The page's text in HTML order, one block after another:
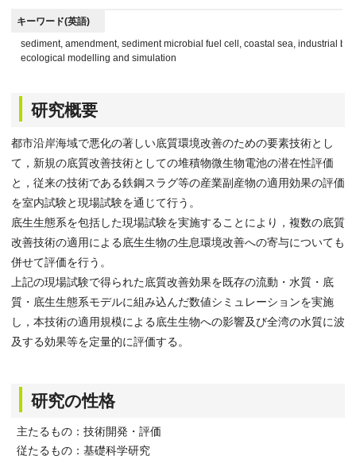
キーワード(英語)
sediment, amendment, sediment microbial fuel cell, coastal sea, industrial
ecological modelling and simulation
研究概要
都市沿岸海域で悪化の著しい底質環境改善のための要素技術とし
て，新規の底質改善技術としての堆積物微生物電池の潜在性評価
と，従来の技術である鉄鋼スラグ等の産業副産物の適用効果の評価
を室内試験と現場試験を通じて行う。
底生生態系を包括した現場試験を実施することにより，複数の底質
改善技術の適用による底生生物の生息環境改善への寄与についても
併せて評価を行う。
上記の現場試験で得られた底質改善効果を既存の流動・水質・底
質・底生生態系モデルに組み込んだ数値シミュレーションを実施
し，本技術の適用規模による底生生物への影響及び全湾の水質に波
及する効果等を定量的に評価する。
研究の性格
主たるもの：技術開発・評価
従たるもの：基礎科学研究